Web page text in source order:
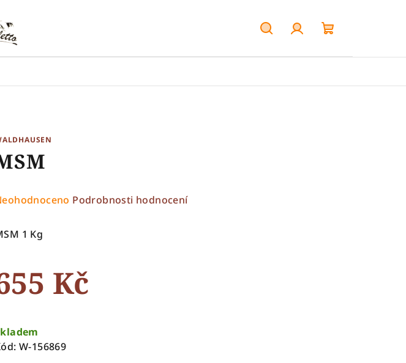
košík
Podrobnosti hodnocení
1 Kg
Kč
W-156869